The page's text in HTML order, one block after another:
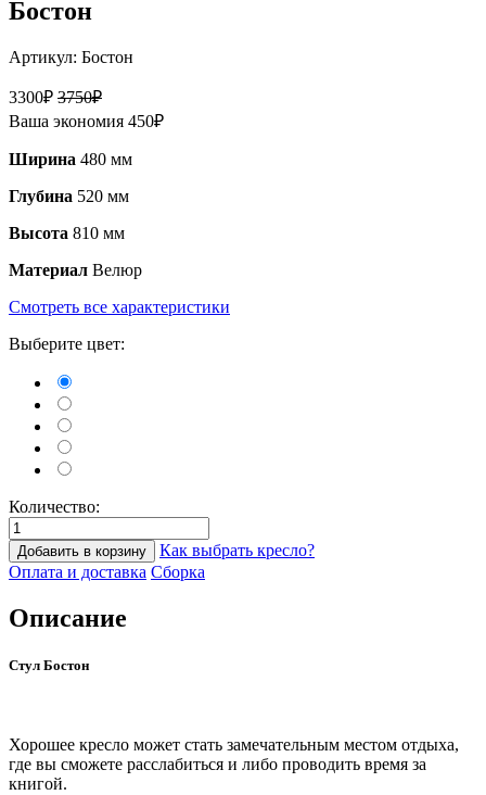
Бостон
Артикул: Бостон
3300₽ 3750₽
Ваша экономия 450₽
Ширина 480 мм
Глубина 520 мм
Высота 810 мм
Материал Велюр
Смотреть все характеристики
Выберите цвет:
Количество:
Добавить в корзину
Как выбрать кресло?
Оплата и доставка Сборка
Описание
Стул Бостон
Хорошее кресло может стать замечательным местом отдыха,
где вы сможете расслабиться и либо проводить время за
книгой.